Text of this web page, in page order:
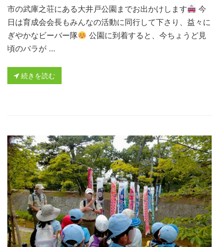
市の武庫之荘にある大井戸公園までお出かけします
今
日は育成会会長もみんなの活動に同行して下さり、益々に
ぎやかなビーバー隊
公園に到着すると、今ちょうど見
頃のバラが …
続きを読む